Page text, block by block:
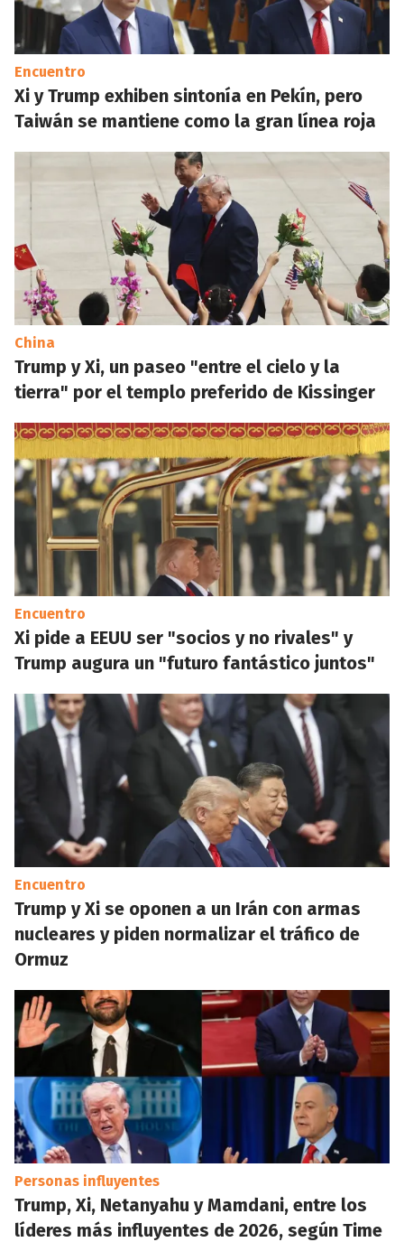
Encuentro
Xi y Trump exhiben sintonía en Pekín, pero
Taiwán se mantiene como la gran línea roja
China
Trump y Xi, un paseo "entre el cielo y la
tierra" por el templo preferido de Kissinger
Encuentro
Xi pide a EEUU ser "socios y no rivales" y
Trump augura un "futuro fantástico juntos"
Encuentro
Trump y Xi se oponen a un Irán con armas
nucleares y piden normalizar el tráfico de
Ormuz
Personas influyentes
Trump, Xi, Netanyahu y Mamdani, entre los
líderes más influyentes de 2026, según Time